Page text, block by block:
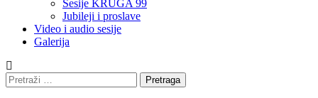
Sesije KRUGA 99
Jubileji i proslave
Video i audio sesije
Galerija
Pretraga: